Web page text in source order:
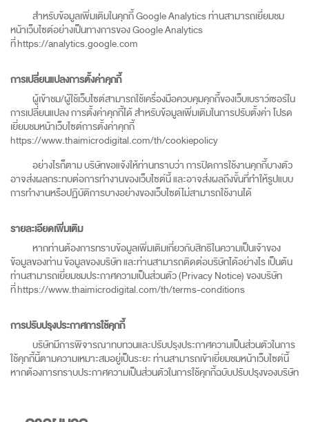
สำหรับข้อมูลเพิ่มเติมในคุกกี้ Google Analytics ท่านสามารถเยี่ยมชม
หน้าเว็บไซต์อย่างเป็นทางการของ Google Analytics
ที่https://analytics.google.com
การเปลี่ยนแปลงการตั้งค่าคุกกี้
ผู้เข้าชม/ผู้ใช้เว็บไซต์สามารถใช้เครื่องมือควบคุมคุกกี้ของเว็บเบราว์เซอร์ใน
การเปลี่ยนแปลง การตั้งค่าคุกกี้ได้ สำหรับข้อมูลเพิ่มเติมในการปรับตั้งค่า โปรด
เยี่ยมชมหน้าเว็บไซต์การตั้งค่าคุกกี้
https://www.thaimicrodigital.com/th/cookiepolicy
อย่างไรก็ตาม บริษัทขอแจ้งให้ท่านทราบว่า การปิดการใช้งานคุกกี้บางตัว
อาจส่งผลกระทบต่อการทำงานของเว็บไซต์นี้ และอาจส่งผลถึงขั้นที่ทำให้รูปแบบ
การทำงานหรือปฏิบัติการบางอย่างของเว็บไซต์ไม่สามารถใช้งานได้
รายละเอียดเพิ่มเติม
หากท่านต้องการทราบข้อมูลเพิ่มเติมเกี่ยวกับสิทธิในความเป็นเจ้าของ
ข้อมูลของท่าน ข้อมูลของบริษัท และท่านสามารถติดต่อบริษัทได้อย่างไร เป็นต้น
ท่านสามารถเยี่ยมชมประกาศความเป็นส่วนตัว (Privacy Notice) ของบริษัท
ที่https://www.thaimicrodigital.com/th/terms-conditions
การปรับปรุงประกาศการใช้คุกกี้
บริษัทมีการพิจารณาทบทวนและปรับปรุงประกาศความเป็นส่วนตัวในการ
ใช้คุกกี้นี้ตามความเหมาะสมอยู่เป็นระยะ ท่านสามารถเข้าเยี่ยมชมหน้าเว็บไซต์นี้
หากต้องการทราบประกาศความเป็นส่วนตัวในการใช้คุกกี้ฉบับปรับปรุงของบริษัท